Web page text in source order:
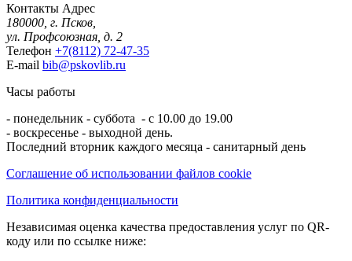
Контакты Адрес
180000, г. Псков,
ул. Профсоюзная, д. 2
Телефон +7(8112) 72-47-35
E-mail bib@pskovlib.ru
Часы работы
- понедельник - суббота - с 10.00 до 19.00
- воскресенье - выходной день.
Последний вторник каждого месяца - санитарный день
Соглашение об использовании файлов cookie
Политика конфиденциальности
Независимая оценка качества предоставления услуг по QR-
коду или по ссылке ниже: